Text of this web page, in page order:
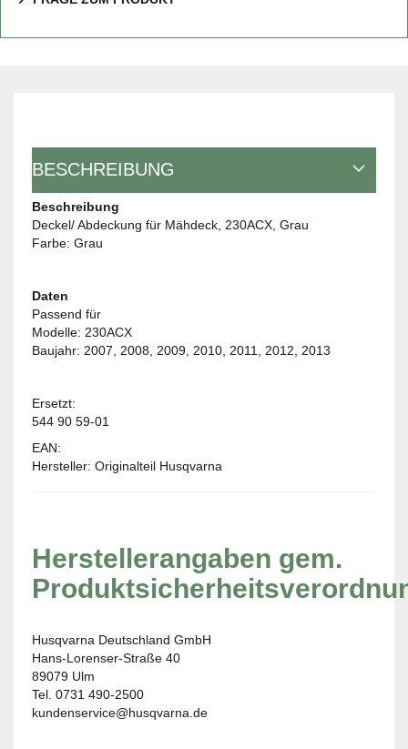
BESCHREIBUNG
Beschreibung
Deckel/ Abdeckung für Mähdeck, 230ACX, Grau
Farbe: Grau
Daten
Passend für
Modelle: 230ACX
Baujahr: 2007, 2008, 2009, 2010, 2011, 2012, 2013
Ersetzt:
544 90 59-01
EAN:
Hersteller: Originalteil Husqvarna
Herstellerangaben gem.
Husqvarna Deutschland GmbH
Hans-Lorenser-Straße 40
89079 Ulm
Tel. 0731 490-2500
kundenservice@husqvarna.de